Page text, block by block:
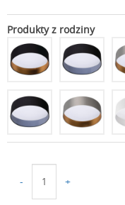
Produkty z rodziny
- +